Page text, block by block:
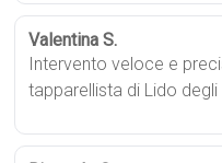
Valentina S.
Intervento veloce e
tapparellista di Lido degli